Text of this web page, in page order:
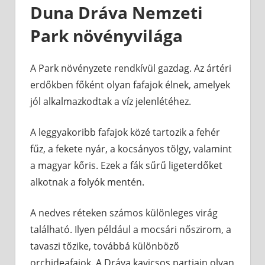
Duna Dráva Nemzeti
Park növényvilága
A Park növényzete rendkívül gazdag. Az ártéri
erdőkben főként olyan fafajok élnek, amelyek
jól alkalmazkodtak a víz jelenlétéhez.
A leggyakoribb fafajok közé tartozik a fehér
fűz, a fekete nyár, a kocsányos tölgy, valamint
a magyar kőris. Ezek a fák sűrű ligeterdőket
alkotnak a folyók mentén.
A nedves réteken számos különleges virág
található. Ilyen például a mocsári nőszirom, a
tavaszi tőzike, továbbá különböző
orchideafajok. A Dráva kavicsos partjain olyan